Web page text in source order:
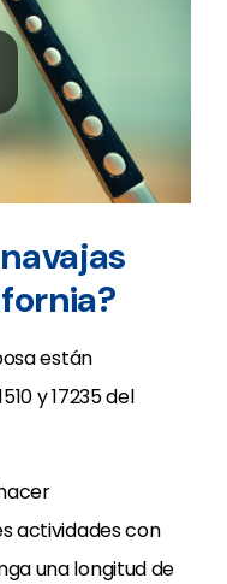
están
y 17235 del
actividades con
una longitud de